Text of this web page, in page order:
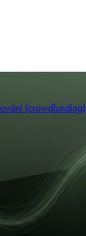
(crowdfunding)